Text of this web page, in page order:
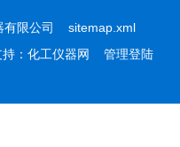
有限公司 sitemap.xml
： 化工仪器网 管理登陆